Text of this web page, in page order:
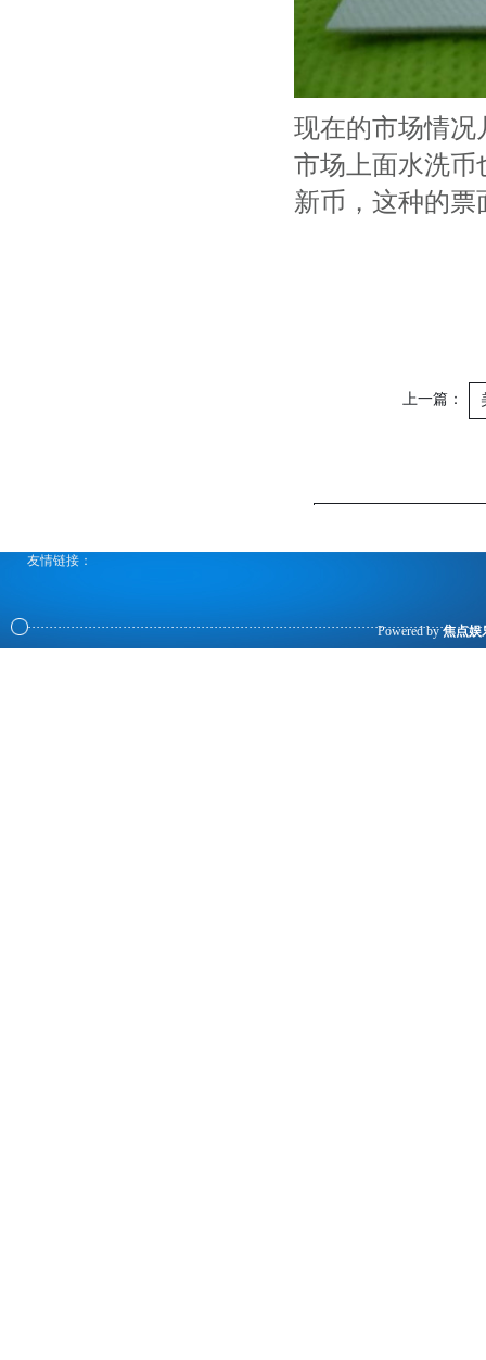
现在的市场情况
市场上面水洗币
新币，这种的
上一篇：
友情链接：
Powered by焦点娱